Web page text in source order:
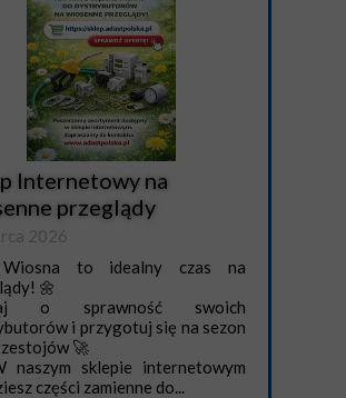
Internetowy na
przeglądy
2026
to idealny czas na
🌼
o sprawność swoich
i przygotuj się na sezon
🚀
naszym sklepie internetowym
części zamienne do...